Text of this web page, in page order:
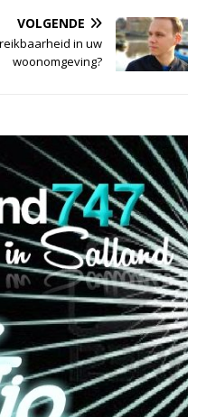
VOLGENDE
in uw
woonomgeving?